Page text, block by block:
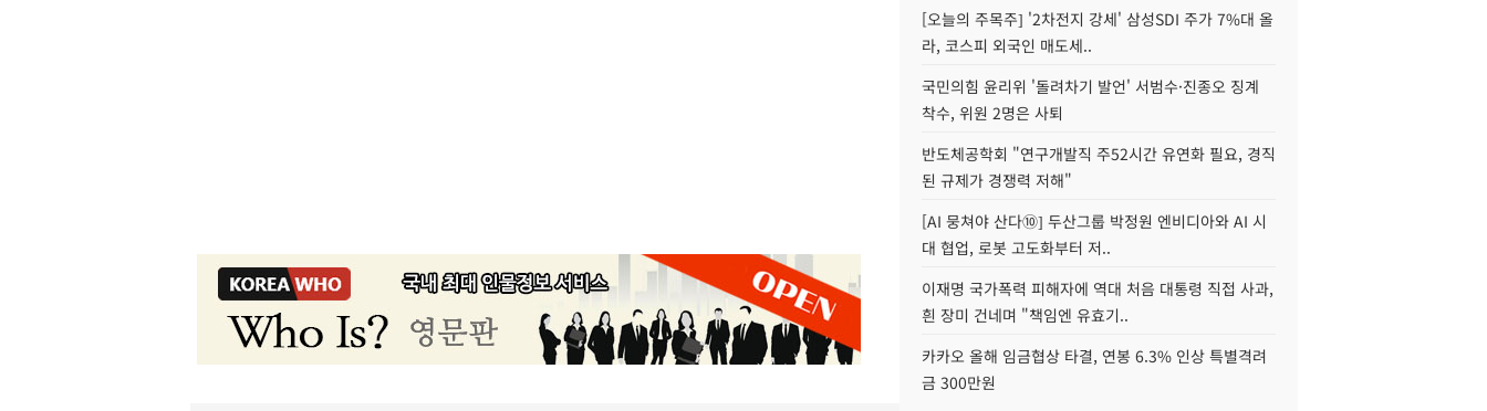
[오늘의 주목주] '2차전지 강세' 삼성SDI 주가 7%대 올
라, 코스피 외국인 매도세..
국민의힘 윤리위 '돌려차기 발언' 서범수·진종오 징계
착수, 위원 2명은 사퇴
반도체공학회 "연구개발직 주52시간 유연화 필요, 경직
된 규제가 경쟁력 저해"
[AI 뭉쳐야 산다⑩] 두산그룹 박정원 엔비디아와 AI 시
대 협업, 로봇 고도화부터 저..
이재명 국가폭력 피해자에 역대 처음 대통령 직접 사과,
흰 장미 건네며 "책임엔 유효기..
카카오 올해 임금협상 타결, 연봉 6.3% 인상 특별격려
금 300만원